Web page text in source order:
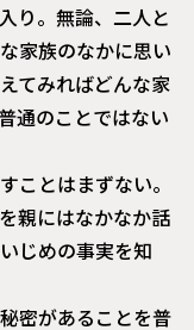
り。無論、二人と
家族のなかに思い
てみればどんな家
通のことではない
ことはまずない。
親にはなかなか話
じめの事実を知
密があることを普